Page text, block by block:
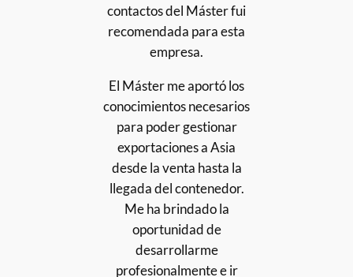
contactos del Máster fui
recomendada para esta
empresa.
El Máster me aportó los
conocimientos necesarios
para poder gestionar
exportaciones a Asia
desde la venta hasta la
llegada del contenedor.
Me ha brindado la
oportunidad de
desarrollarme
profesionalmente e ir